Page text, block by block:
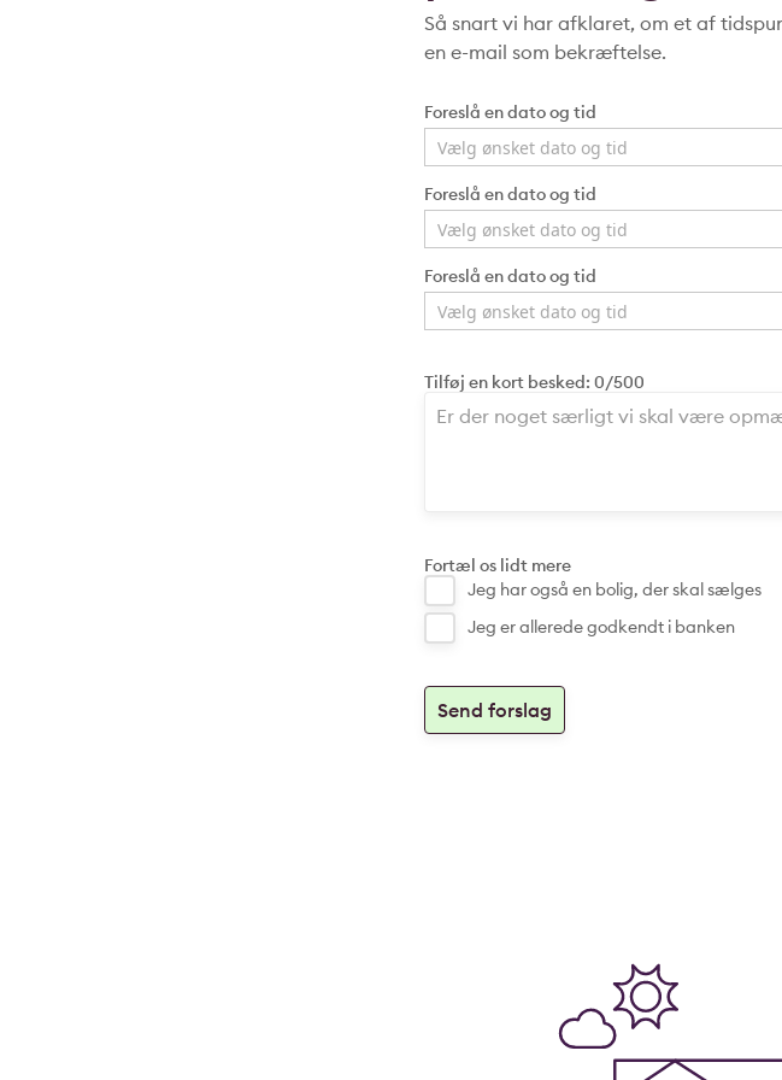
Så snart vi har afklaret, om et af
en e-mail som bekræftelse.
Foreslå en dato og tid
Foreslå en dato og tid
Foreslå en dato og tid
Tilføj en kort besked: 0/500
Fortæl os lidt mere
Jeg har også en bolig, der skal sælges
Jeg er allerede godkendt i banken
Send forslag